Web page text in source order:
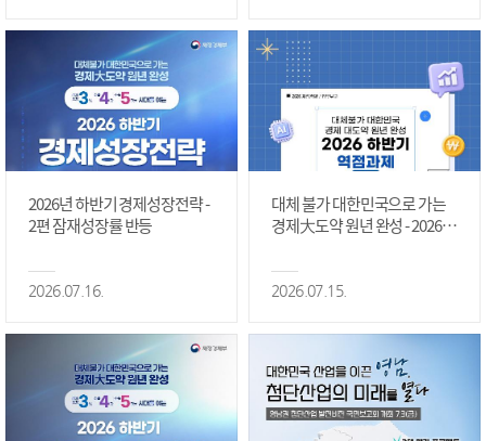
2026년 하반기 경제성장전략 -
2편 잠재성장률 반등
2026.07.16.
대체 불가 대한민국으로 가는
경제大도약 원년 완성 - 2026 하
2026.07.15.